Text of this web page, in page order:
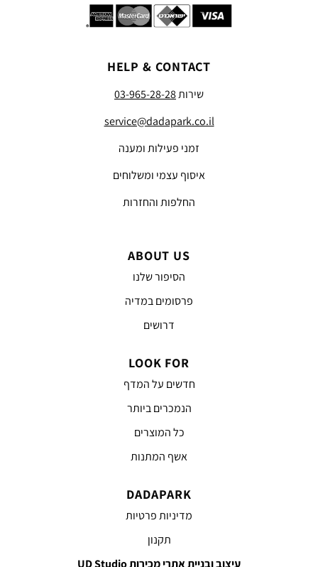
HELP & CONTACT
שירות03-965-28-28
service@dadapark.co.il
זמני פעילות ומענה
איסוף עצמי ומשלוחים
החלפות והחזרות
ABOUT US
הסיפור שלנו
פרסומים במדיה
דרושים
LOOK FOR
חדשים על המדף
הנמכרים ביותר
כל המוצרים
אשף המתנות
DADAPARK
מדיניות פרטיות
תקנון